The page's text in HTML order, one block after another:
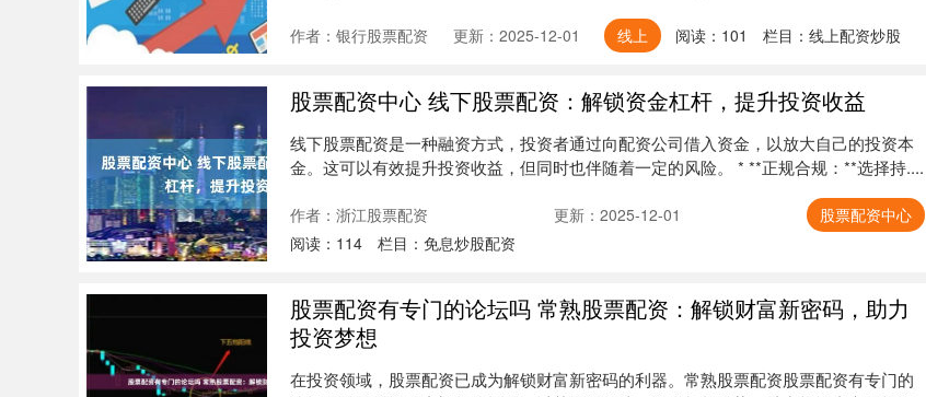
作者：银行股票配资 更新：2025-12-01 线上 阅读： 101 栏目： 线上配资炒股
股票配资中心 线下股票配资：解锁资金杠杆，提升投资收益
线下股票配资是一种融资方式，投资者通过向配资公司借入资金，以放大自己的投资本
金。这可以有效提升投资收益，但同时也伴随着一定的风险。 * **正规合规：**选择持....
作者：浙江股票配资 更新：2025-12-01
股票配资中心
阅读： 114 栏目： 免息炒股配资
股票配资有专门的论坛吗 常熟股票配资：解锁财富新密码，助力
投资梦想
在投资领域，股票配资已成为解锁财富新密码的利器。常熟股票配资股票配资有专门的